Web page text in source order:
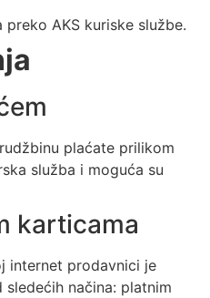
AKS kuriske službe.
plaćate prilikom
služba i moguća su
karticama
internet prodavnici je
načina: platnim